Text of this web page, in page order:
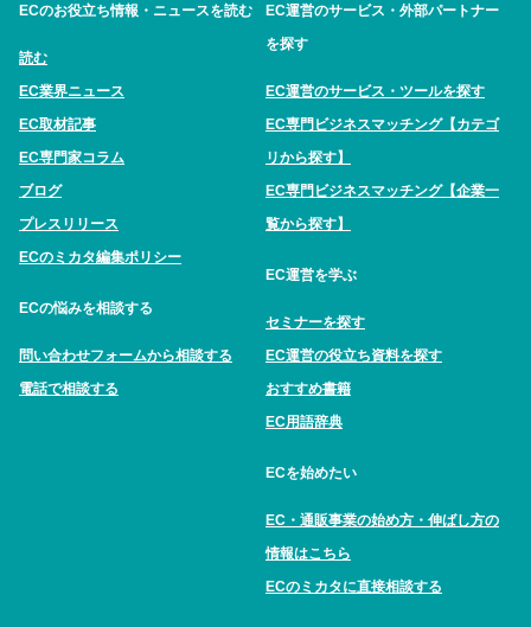
ECのお役立ち情報・ニュースを読む
読む
EC業界ニュース
EC取材記事
EC専門家コラム
ブログ
プレスリリース
ECのミカタ編集ポリシー
ECの悩みを相談する
問い合わせフォームから相談する
電話で相談する
EC運営のサービス・外部パートナー
を探す
EC運営のサービス・ツールを探す
EC専門ビジネスマッチング【カテゴ
リから探す】
EC専門ビジネスマッチング【企業一
覧から探す】
EC運営を学ぶ
セミナーを探す
EC運営の役立ち資料を探す
おすすめ書籍
EC用語辞典
ECを始めたい
EC・通販事業の始め方・伸ばし方の
情報はこちら
ECのミカタに直接相談する